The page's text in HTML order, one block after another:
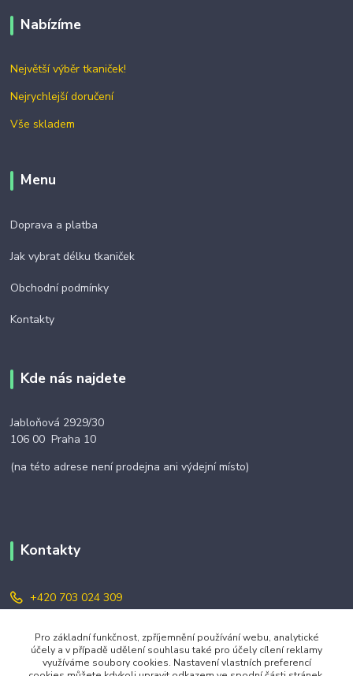
Nabízíme
Největší výběr tkaniček!
Nejrychlejší doručení
Vše skladem
Menu
Doprava a platba
Jak vybrat délku tkaniček
Obchodní podmínky
Kontakty
Kde nás najdete
Jabloňová 2929/30
106 00 Praha 10
(na této adrese není prodejna ani výdejní místo)
Kontakty
+420 703 024 309
objednavky@zavazuj.cz
Pro základní funkčnost, zpříjemnění používání webu, analytické
účely a v případě udělení souhlasu také pro účely cílení reklamy
využíváme soubory cookies. Nastavení vlastních preferencí